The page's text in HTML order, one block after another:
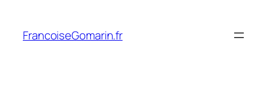
contenu
FrancoiseGomarin.fr